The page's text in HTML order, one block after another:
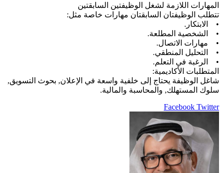
المهارات اللازمة لشغل الوظيفتين السابقتين
تتطلب الوظيفتان السابقتان مهارات خاصة مثل:
• الابتكار.
• الشخصية المطلعة.
• مهارات الاتصال.
• التحليل المنطقي.
• الرغبة في التعلم.
المتطلبات الأكاديمية:
شاغل الوظيفة يحتاج إلى خلفية واسعة في الإعلان, بحوث التسويق,
سلوك المستهلك, والمحاسبة والمالية.
Facebook Twitter
LinkedIn
Pinterest
مشاركة
عبر
البريد
طباعة